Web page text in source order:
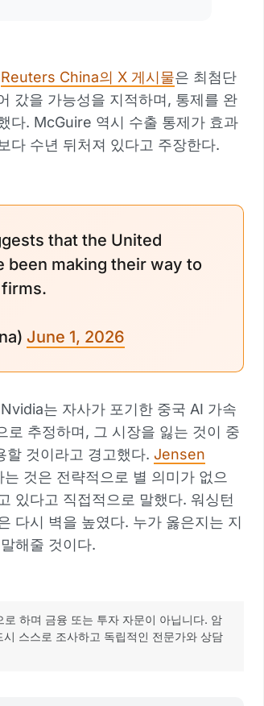
Reuters China의 X 게시물은 최첨단
갔을 가능성을 지적하며, 통제를 완
다. McGuire 역시 수출 통제가 효과
다 수년 뒤처져 있다고 주장한다.
that the United
been making their way to
June 1, 2026
는 자사가 포기한 중국 AI 가속
추정하며, 그 시장을 잃는 것이 중
할 것이라고 경고했다. Jensen
것은 전략적으로 별 의미가 없으
있다고 직접적으로 말했다. 워싱턴
다시 벽을 높였다. 누가 옳은지는 지
해줄 것이다.
하며 금융 또는 투자 자문이 아닙니다. 암
스스로 조사하고 독립적인 전문가와 상담